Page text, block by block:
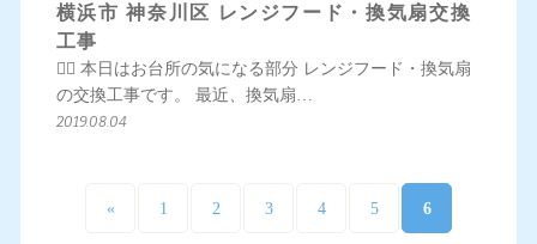
横浜市 神奈川区 レンジフード・換気扇交換
工事
💁‍♀️ 本日はお台所の気になる部分 レンジフード・換気扇
の交換工事です。 最近、換気扇…
2019.08.04
« 1 2 3 4 5 6